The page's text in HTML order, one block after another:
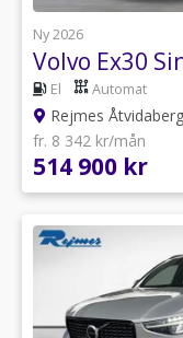
Ny 2026
El Automat
Rejmes Åtvidaberg
fr. 8 342 kr/mån
514 900 kr